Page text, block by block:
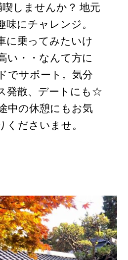
しませんか？ 地元
味にチャレンジ。
に乗ってみたいけ
い・・なんて方に
でサポート。気分
発散、デートにも☆
中の休憩にもお気
くださいませ。